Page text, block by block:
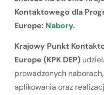
Kontaktowego dla
Europe: Nabory.
Krajowy Punkt
Europe (KPK DEP)
prowadzonych
aplikowania oraz